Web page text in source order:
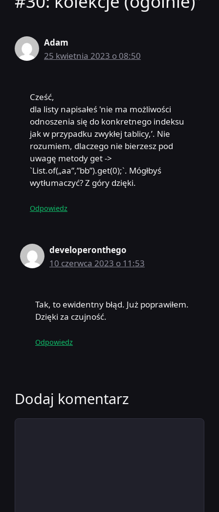
Adam
25 kwietnia 2023 o 08:50
Cześć,
dla listy napisałeś 'nie ma możliwości
odnoszenia się do konkretnego indeksu
jak w przypadku zwykłej tablicy,’. Nie
rozumiem, dlaczego nie bierzesz pod
uwagę metody get ->
`List.of(„aa”,”bb”).get(0);`. Mógłbyś
wytłumaczyć? Z góry dzięki.
Odpowiedz
developeronthego
10 czerwca 2023 o 11:53
Tak, to ewidentny błąd. Już poprawiłem.
Dzięki za czujność.
Odpowiedz
Dodaj komentarz
Komentarz